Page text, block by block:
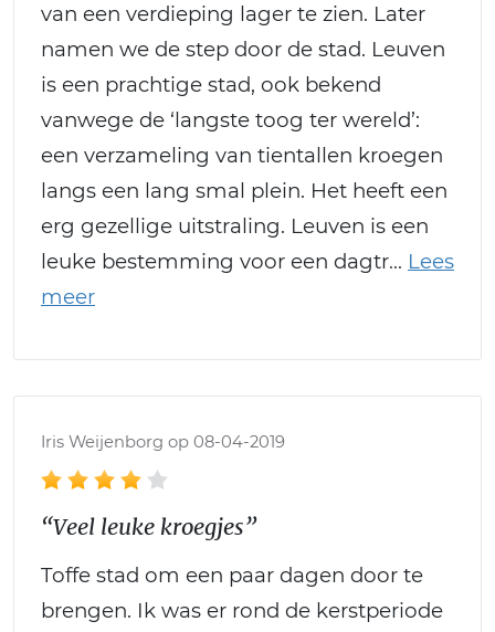
van een verdieping lager te zien. Later
namen we de step door de stad. Leuven
is een prachtige stad, ook bekend
vanwege de ‘langste toog ter wereld’:
een verzameling van tientallen kroegen
langs een lang smal plein. Het heeft een
erg gezellige uitstraling. Leuven is een
leuke bestemming voor een dagtr
Iris Weijenborg op 08-04-2019
“Veel leuke kroegjes”
Toffe stad om een paar dagen door te
brengen. Ik was er rond de kerstperiode